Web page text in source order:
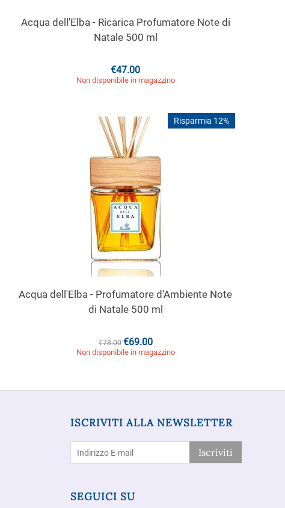
Acqua dell'Elba - Ricarica Profumatore Note di
Natale 500 ml
€47.00
Non disponibile in magazzino
Risparmia 12%
Acqua dell'Elba - Profumatore d'Ambiente Note
di Natale 500 ml
€78.00 €69.00
Non disponibile in magazzino
ISCRIVITI ALLA NEWSLETTER
Iscriviti
SEGUICI SU